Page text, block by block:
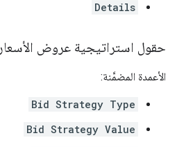
Details
حقول استراتيجية عروض الأسعار
الأعمدة المضمَّنة:
Bid Strategy Type
Bid Strategy Value